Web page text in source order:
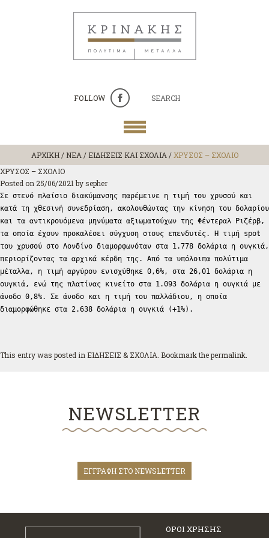
FOLLOW SEARCH
ΑΡΧΙΚΗ/ ΝΕΑ / ΕΙΔΗΣΕΙΣ ΚΑΙ ΣΧΟΛΙΑ /ΧΡΥΣΟΣ – ΣΧΟΛΙΟ
ΧΡΥΣΟΣ – ΣΧΟΛΙΟ
Posted on 25/06/2021 bysepher
Σε στενό πλαίσιο διακύμανσης παρέμεινε η τιμή του χρυσού και
κατά τη χθεσινή συνεδρίαση, ακολουθώντας την κίνηση του δολαρίου
και τα αντικρουόμενα μηνύματα αξιωματούχων της Φέντεραλ Ριζέρβ,
τα οποία έχουν προκαλέσει σύγχυση στους επενδυτές. Η τιμή spot
του χρυσού στο Λονδίνο διαμορφωνόταν στα 1.778 δολάρια η ουγκιά,
περιορίζοντας τα αρχικά κέρδη της. Από τα υπόλοιπα πολύτιμα
μέταλλα, η τιμή αργύρου ενισχύθηκε 0,6%, στα 26,01 δολάρια η
ουγκιά, ενώ της πλατίνας κινείτο στα 1.093 δολάρια η ουγκιά με
άνοδο 0,8%. Σε άνοδο και η τιμή του παλλάδιου, η οποία
διαμορφώθηκε στα 2.638 δολάρια η ουγκιά (+1%).
This entry was posted in ΕΙΔΗΣΕΙΣ & ΣΧΟΛΙΑ . Bookmark thepermalink
NEWSLETTER
ΕΓΓΡΑΦΗ ΣΤΟ NEWSLETTER
ΟΡΟΙ ΧΡΗΣΗΣ